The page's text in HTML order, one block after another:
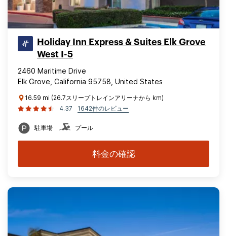
Holiday Inn Express & Suites Elk Grove
West I-5
2460 Maritime Drive
Elk Grove, California 95758, United States
16.59 mi (26.7スリープトレインアリーナから km)
4.37
1642件のレビュー
駐車場 プール
料金の確認